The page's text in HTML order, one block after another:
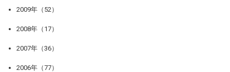
2009年（52）
2008年（17）
2007年（36）
2006年（77）